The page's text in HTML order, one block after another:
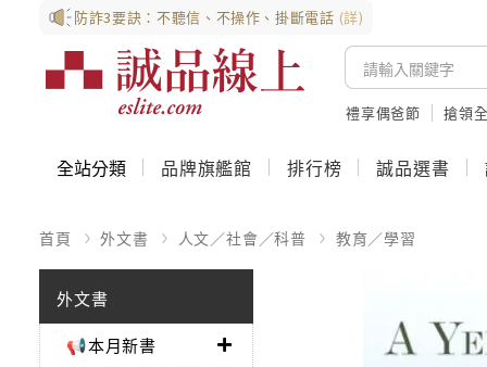
防詐3要訣：不聽信、不操作、掛斷電話 (詳)
禮享偶爸節 搶領
全站分類 品牌旗艦館 排行榜 誠品選書
首頁 外文書 人文／社會／科普 教育／學習
外文書
📢本月新書